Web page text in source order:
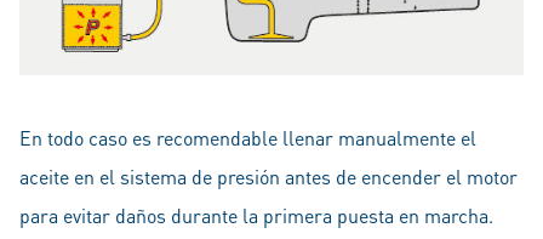
En todo caso es recomendable llenar manualmente el
aceite en el sistema de presión antes de encender el motor
para evitar daños durante la primera puesta en marcha.